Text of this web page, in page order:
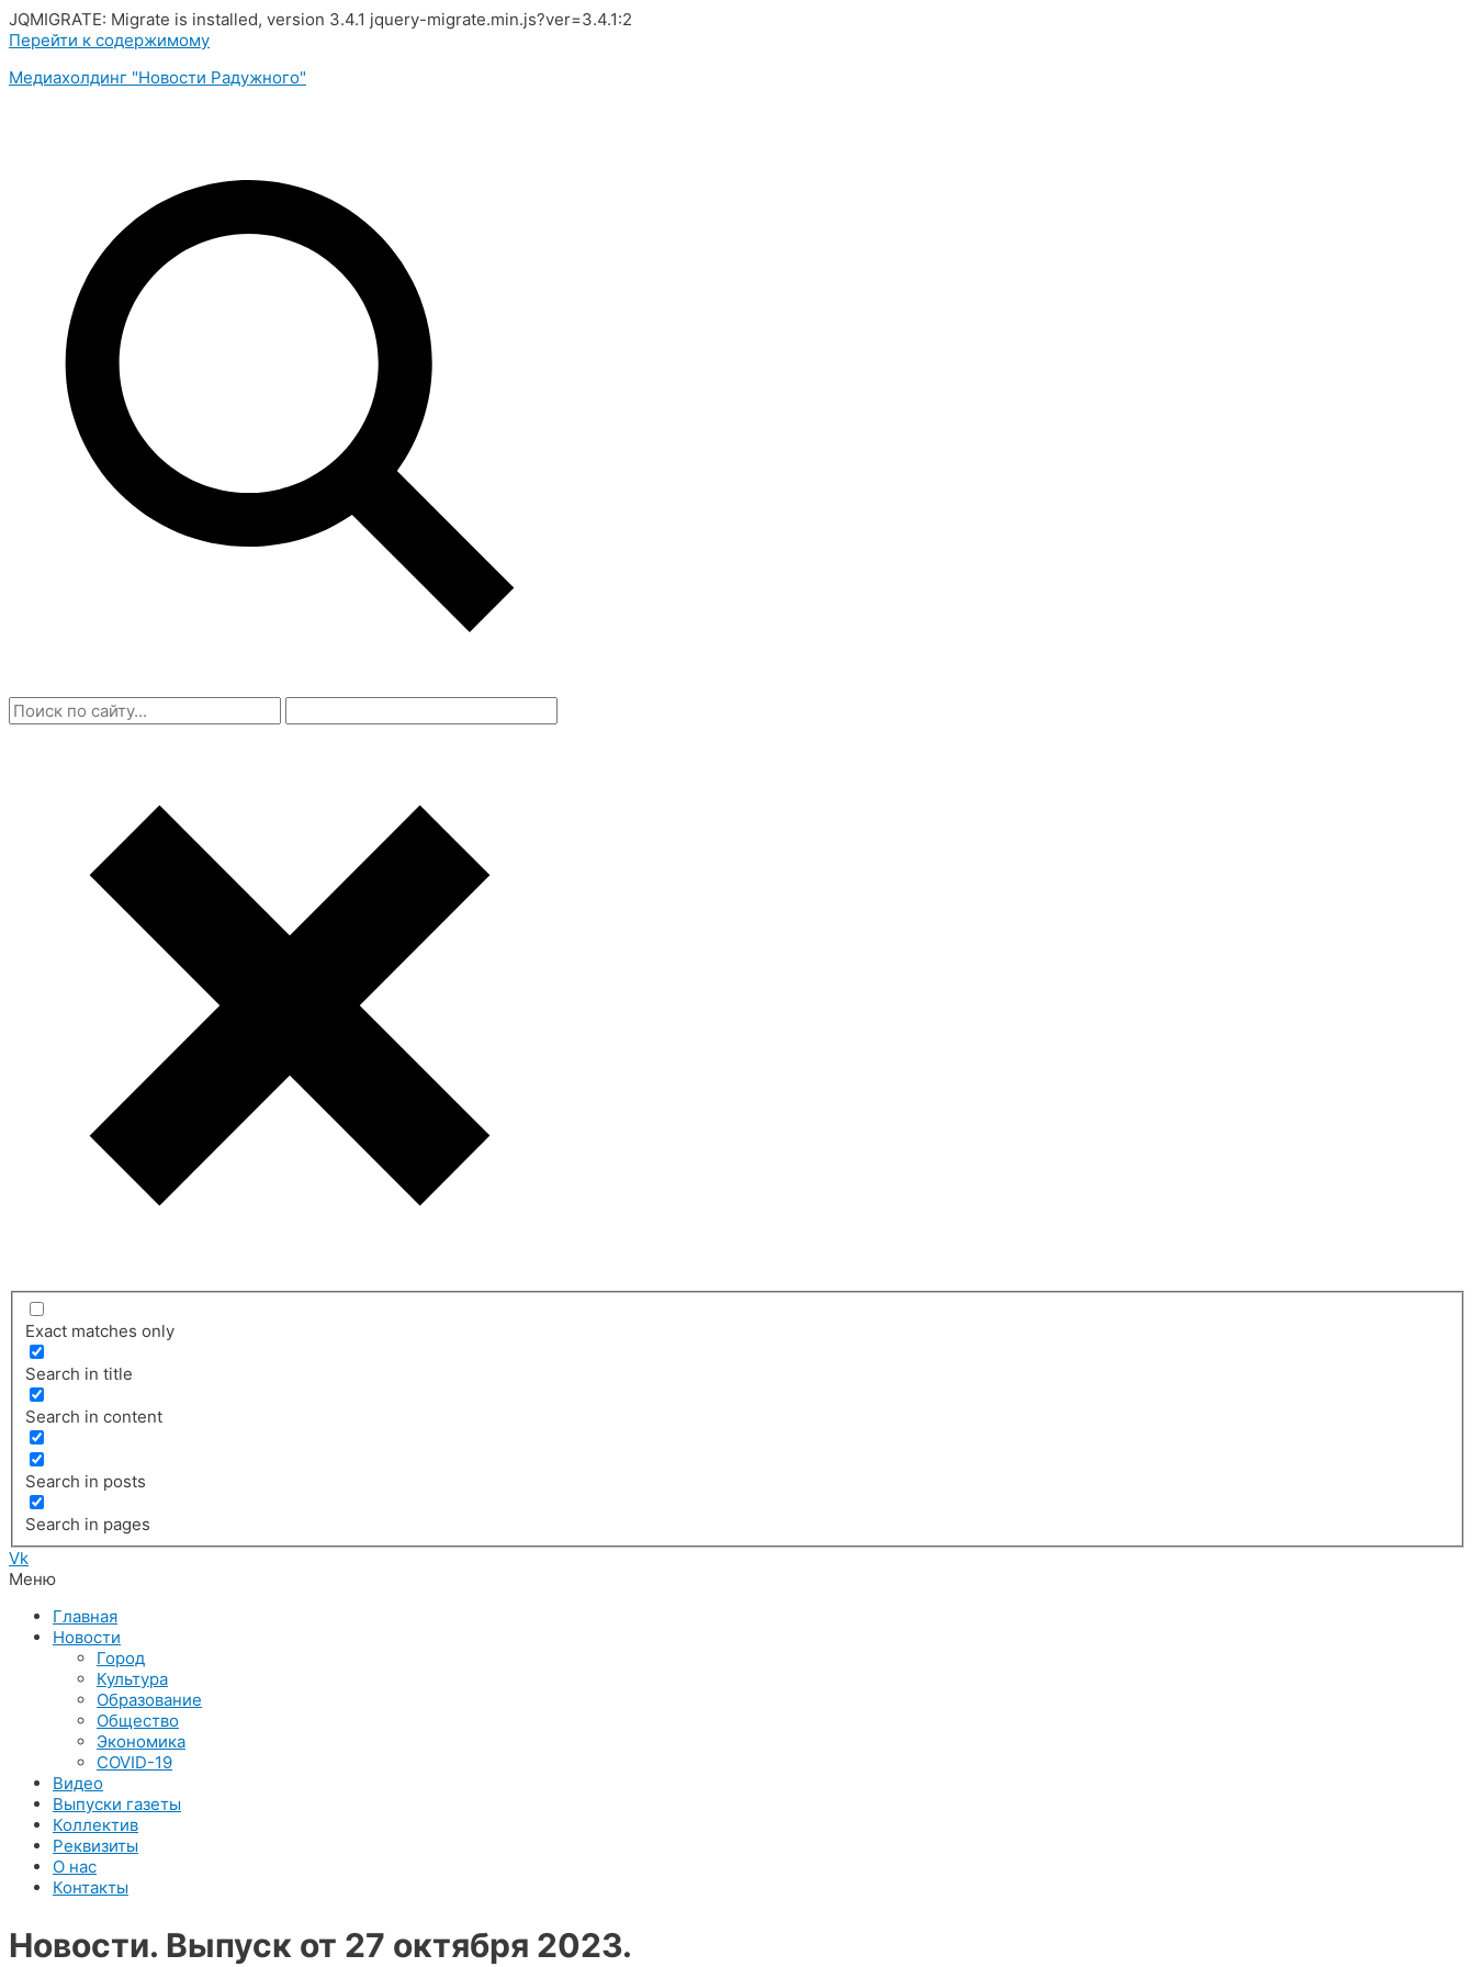
JQMIGRATE: Migrate is installed, version 3.4.1 jquery-migrate.min.js?ver=3.4.1:2
Перейти к содержимому
Медиахолдинг "Новости Радужного"
Exact matches only
Search in title
Search in content
Search in posts
Search in pages
Vk
Меню
Главная
Новости
Город
Культура
Образование
Общество
Экономика
COVID-19
Видео
Выпуски газеты
Коллектив
Реквизиты
О нас
Контакты
Новости. Выпуск от 27 октября 2023.